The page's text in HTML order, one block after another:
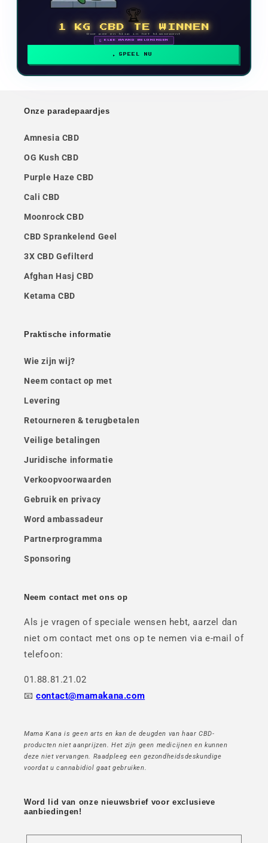
🏆
1 KG CBD TE WINNEN
Doe mee en klim in het klassement
🗓 ELKE MAAND BELONINGEN
SPEEL NU
Onze paradepaardjes
Amnesia CBD
OG Kush CBD
Purple Haze CBD
Cali CBD
Moonrock CBD
CBD Sprankelend Geel
3X CBD Gefilterd
Afghan Hasj CBD
Ketama CBD
Praktische informatie
Wie zijn wij?
Neem contact op met
Levering
Retourneren & terugbetalen
Veilige betalingen
Juridische informatie
Verkoopvoorwaarden
Gebruik en privacy
Word ambassadeur
Partnerprogramma
Sponsoring
Neem contact met ons op
Als je vragen of speciale wensen hebt, aarzel dan
niet om contact met ons op te nemen via e-mail of
telefoon:
01.88.81.21.02
📧contact@mamakana.com
Mama Kana is geen arts en kan de deugden van haar CBD-
producten niet aanprijzen. Het zijn geen medicijnen en kunnen
deze niet vervangen. Raadpleeg een gezondheidsdeskundige
voordat u cannabidiol gaat gebruiken.
Word lid van onze nieuwsbrief voor exclusieve
aanbiedingen!